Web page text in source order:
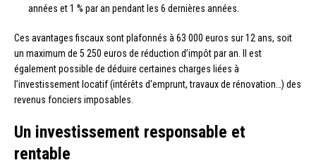
années et 1 % par an pendant les 6 dernières années.
Ces avantages fiscaux sont plafonnés à 63 000 euros sur 12 ans, soit
un maximum de 5 250 euros de réduction d’impôt par an. Il est
également possible de déduire certaines charges liées à
l’investissement locatif (intérêts d’emprunt, travaux de rénovation…) des
revenus fonciers imposables.
Un investissement responsable et
rentable